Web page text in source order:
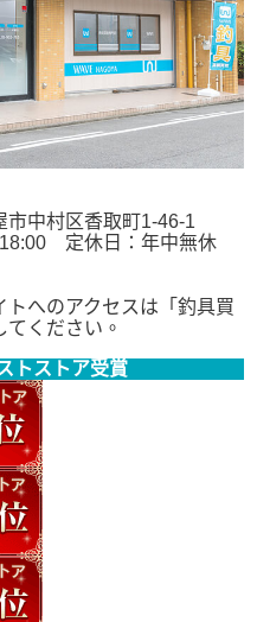
市中村区香取町1-46-1
18:00 定休日：年中無休
トへのアクセスは「釣具買
ください。
トストア受賞